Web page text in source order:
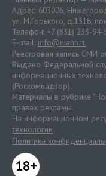
Адрес: 603006,
ул. М.Горького, д.151Б,
Телефон: +7 (831) 233-94-
E-mail: info@niann.ru
Реестровая запись СМИ
Выдано Федеральной
информационных
(Роскомнадзор).
Материалы в рубрике
правах рекламы.
На информационном
технологии.
Политика
18+